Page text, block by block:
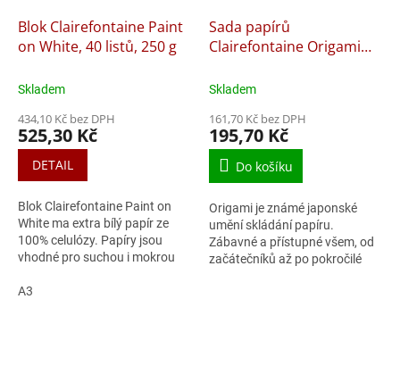
Blok Clairefontaine Paint
on White, 40 listů, 250 g
Skladem
434,10 Kč bez DPH
525,30 Kč
DETAIL
Blok Clairefontaine Paint on
White ma extra bílý papír ze
100% celulózy. Papíry jsou
vhodné pro suchou i mokrou
absorpční schopnosti.
A3
Sada papírů
Clairefontaine Origami
Skladem
161,70 Kč bez DPH
195,70 Kč
Do košíku
Origami je známé japonské
umění skládání papíru.
Zábavné a přístupné všem, od
začátečníků až po pokročilé